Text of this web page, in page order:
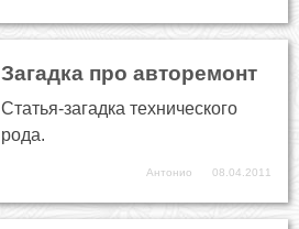
Загадка про авторемонт
Статья-загадка технического
рода.
Антонио 08.04.2011